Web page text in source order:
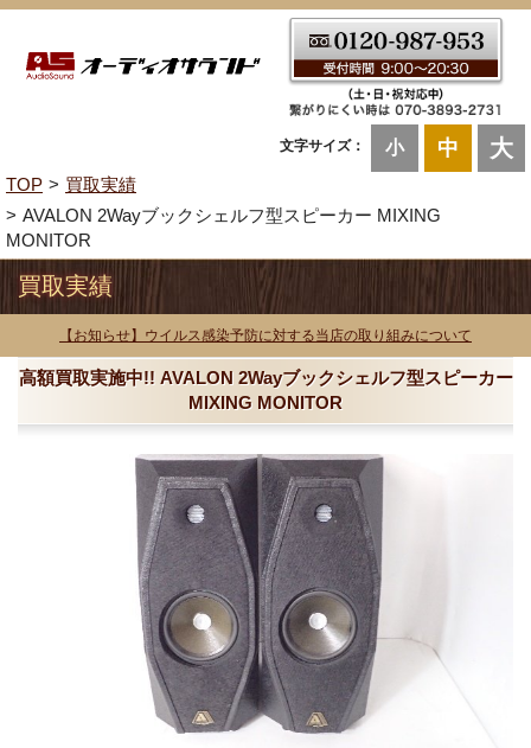
文字サイズ： 小 中 大
TOP
買取実績
AVALON 2Wayブックシェルフ型スピーカー MIXING
MONITOR
買取実績
【お知らせ】ウイルス感染予防に対する当店の取り組みについて
高額買取実施中!! AVALON 2Wayブックシェルフ型スピーカー
MIXING MONITOR